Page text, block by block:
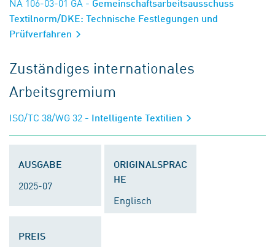
- Gemeinschaftsarbeitsausschuss
Textilnorm/DKE: Technische Festlegungen und
Prüfverfahren
Zuständiges internationales
Arbeitsgremium
ISO/TC 38/WG 32 - Intelligente Textilien
AUSGABE
2025-07
ORIGINALSPRAC
HE
Englisch
PREIS